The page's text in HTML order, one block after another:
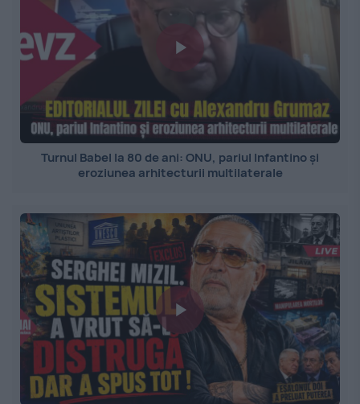
Turnul Babel la 80 de ani: ONU, pariul Infantino și
eroziunea arhitecturii multilaterale